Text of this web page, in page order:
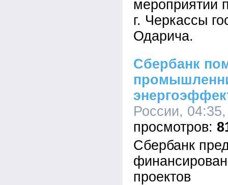
мероприятии
г. Черкассы
Одарича.
Сбербанк
России,
Сбербанк
проектов